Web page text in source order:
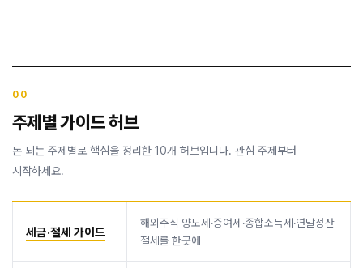
00
주제별 가이드 허브
돈 되는 주제별로 핵심을 정리한 10개 허브입니다. 관심 주제부터
시작하세요.
세금·절세 가이드
해외주식 양도세·증여세·종합소득세·연말정산
절세를 한곳에